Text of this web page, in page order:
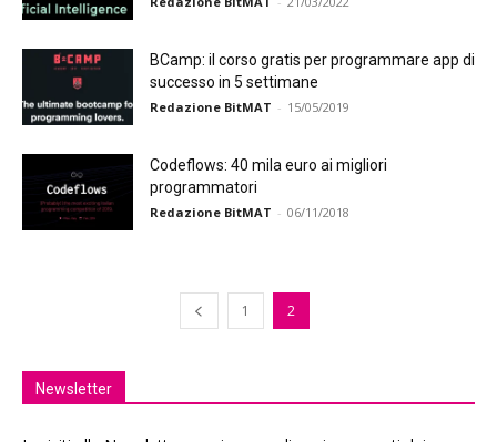
BCamp: il corso gratis per programmare app di
successo in 5 settimane
Redazione BitMAT - 15/05/2019
Codeflows: 40 mila euro ai migliori
programmatori
Redazione BitMAT - 06/11/2018
1 2
Newsletter